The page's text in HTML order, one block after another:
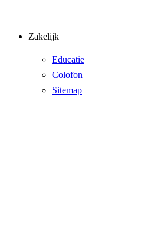
Zakelijk
Educatie
Colofon
Sitemap